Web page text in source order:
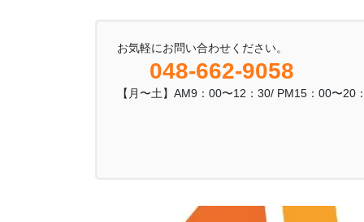
お気軽にお問い合わせください。
048-662-9058
【月〜土】AM9：00〜12：30/ PM15：00〜